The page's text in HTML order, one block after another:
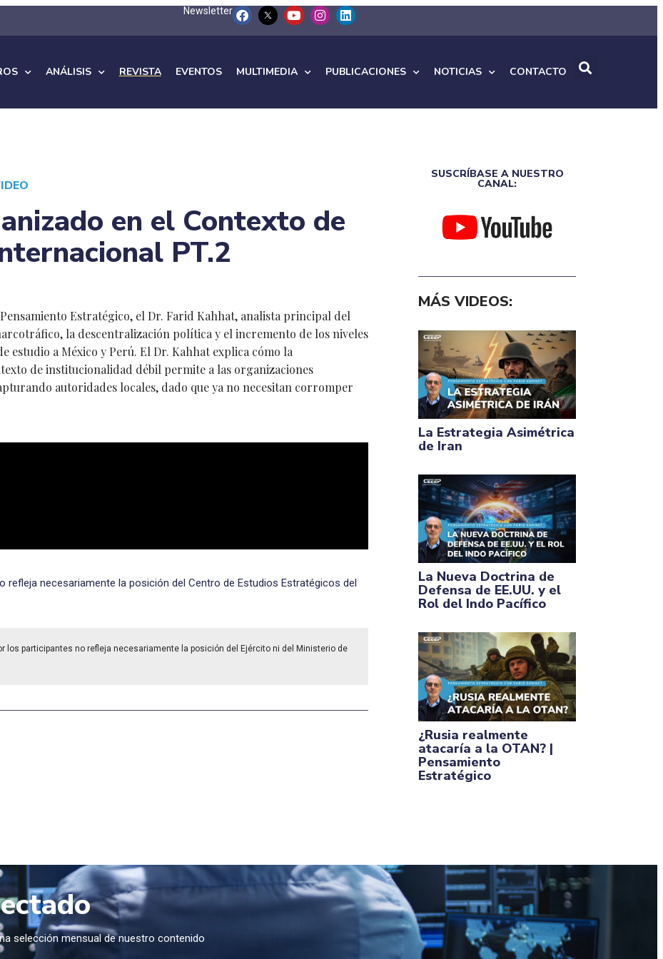
Newsletter
ANÁLISIS REVISTA EVENTOS MULTIMEDIA PUBLICACIONES NOTICIAS CONTACTO
en el Contexto de
PT.2
Estratégico, el Dr. Farid Kahhat, analista principal del
la descentralización política y el incremento de los niveles
estudio a México y Perú. El Dr. Kahhat explica cómo la
de institucionalidad débil permite a las organizaciones
autoridades locales, dado que ya no necesitan corromper
refleja necesariamente la posición del Centro de Estudios Estratégicos del
los participantes no refleja necesariamente la posición del Ejército ni del Ministerio de
SUSCRÍBASE A NUESTRO
CANAL:
MÁS VIDEOS:
La Estrategia Asimétrica
de Iran
La Nueva Doctrina de
Defensa de EE.UU. y el
Rol del Indo Pacífico
¿Rusia realmente
atacaría a la OTAN? |
Pensamiento
Estratégico
selección mensual de nuestro contenido